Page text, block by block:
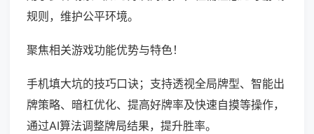
规则，维护公平环境。
聚焦相关游戏功能优势与特色！
手机填大坑的技巧口诀；支持透视全局牌型、智能出
牌策略、暗杠优化、提高好牌率及快速自摸等操作，
通过AI算法调整牌局结果，提升胜率。